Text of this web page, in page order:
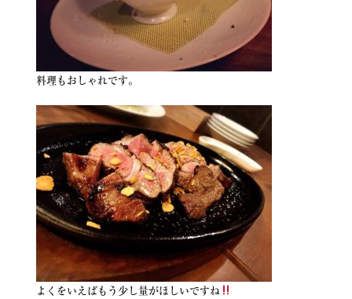
料理もおしゃれです。
よくをいえばもう少し量がほしいですね